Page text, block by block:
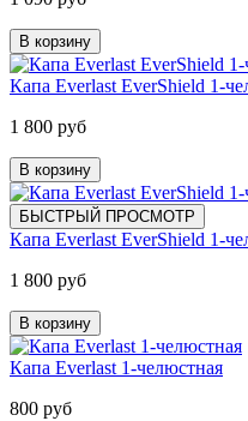
В корзину
Капа Everlast EverShield 1-
1 800 руб
В корзину
БЫСТРЫЙ ПРОСМОТР
Капа Everlast EverShield 1-
1 800 руб
В корзину
Капа Everlast 1-челюстная
800 руб